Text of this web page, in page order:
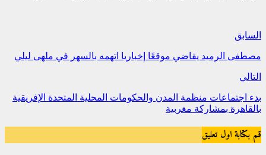
السابق
مصطفى الرميد يقاضي موقعًا إخباريا اتهمه بالسهر في ملهى ليلي
التالي
بدء اجتماعات منظمة المدن والحكومات المحلية المتحدة الإفريقية
بالقاهرة بمشاركة مغربية
قم بكتابة اول تعليق